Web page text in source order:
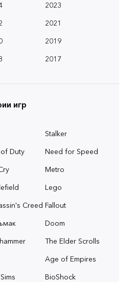
2023
2021
2019
2017
игр
Stalker
Duty
Need for Speed
Metro
Lego
Creed Fallout
Doom
The Elder Scrolls
Age of Empires
BioShock